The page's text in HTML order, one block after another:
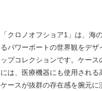
「クロノオフショア1」は、海
るパワーボートの世界観をデ
ップコレクションです。ケー
には、医療機器にも使用され
ケースが抜群の存在感を腕元